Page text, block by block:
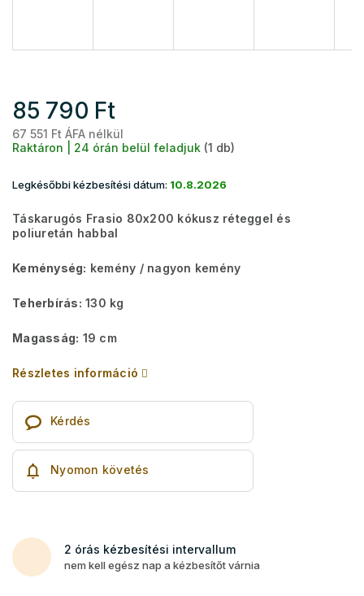
85 790 Ft
67 551 Ft ÁFA nélkül
Raktáron | 24 órán belül feladjuk (1 db)
Legkésőbbi kézbesítési dátum: 10.8.2026
Táskarugós Frasio 80x200 kókusz réteggel és
poliuretán habbal
Keménység: kemény / nagyon kemény
Teherbírás: 130 kg
Magasság: 19 cm
Részletes információ
Kérdés
Nyomon követés
2 órás kézbesítési intervallum
nem kell egész nap a kézbesítőt várnia